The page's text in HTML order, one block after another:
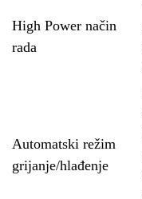
High Power način
rada
Automatski režim
grijanje/hlađenje